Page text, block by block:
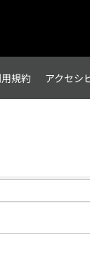
規約 アクセシ